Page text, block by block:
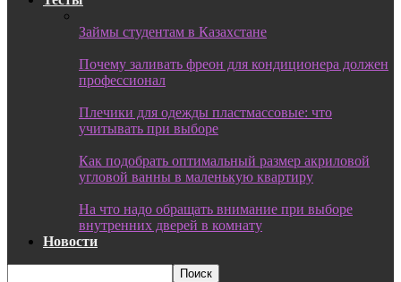
Займы студентам в Казахстане
Почему заливать фреон для кондиционера должен
профессионал
Плечики для одежды пластмассовые: что
учитывать при выборе
Как подобрать оптимальный размер акриловой
угловой ванны в маленькую квартиру
На что надо обращать внимание при выборе
внутренних дверей в комнату
Новости